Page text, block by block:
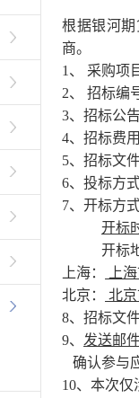
根据银河
商。
1、 采购项
2、 招标编
3、招标公
4、招标费
5、招标文
6、投标方
7、开标方
开标
开标地
上海：
上
北京：
北
8、招标文
9、 发送邮
确认参与
10、本次仅